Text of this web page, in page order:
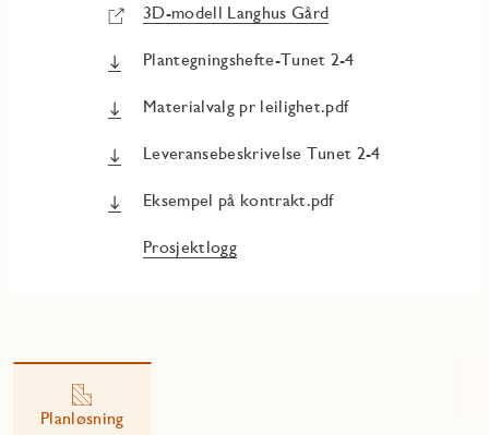
3D-modell Langhus Gård
Plantegningshefte-Tunet 2-4
Materialvalg pr leilighet.pdf
Leveransebeskrivelse Tunet 2-4
Eksempel på kontrakt.pdf
Prosjektlogg
Planløsning